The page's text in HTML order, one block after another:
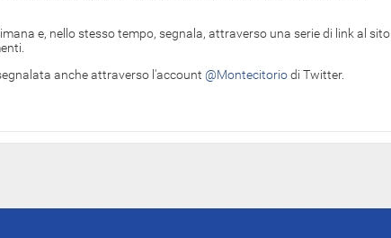
e, nello stesso tempo, segnala, attraverso una serie di link al sito
anche attraverso l'account @Montecitoriodi Twitter.